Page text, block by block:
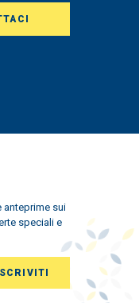
anteprime sui
speciali e